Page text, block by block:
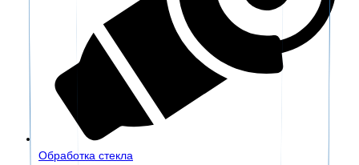
Обработка стекла